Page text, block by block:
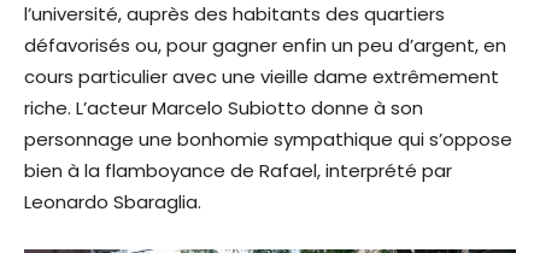
l’université, auprès des habitants des quartiers
défavorisés ou, pour gagner enfin un peu d’argent, en
cours particulier avec une vieille dame extrêmement
riche. L’acteur Marcelo Subiotto donne à son
personnage une bonhomie sympathique qui s’oppose
bien à la flamboyance de Rafael, interprété par
Leonardo Sbaraglia.